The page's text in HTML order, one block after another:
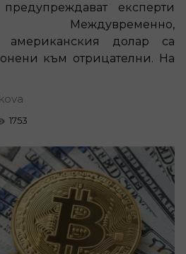
експерти
Междувременно,
американския долар са
към отрицателни. На
1753